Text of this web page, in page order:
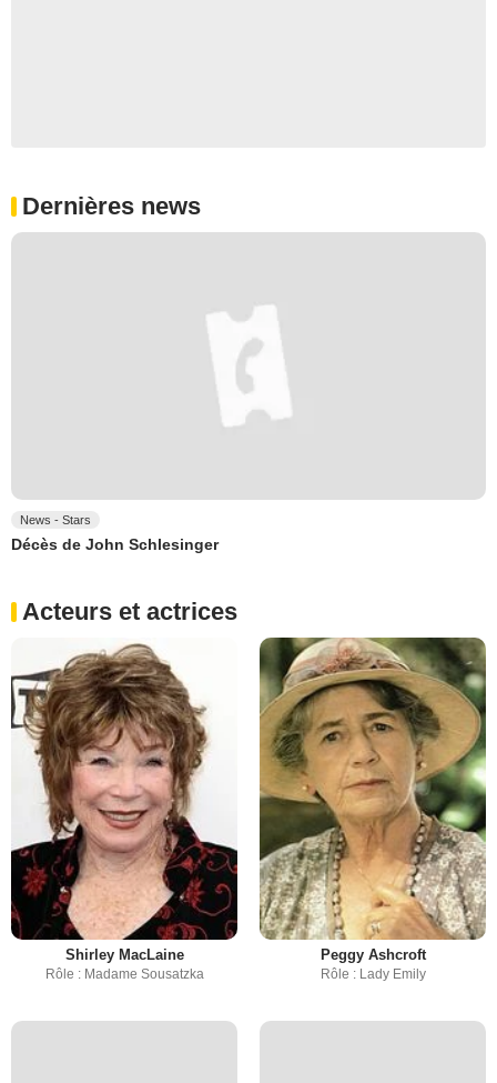
Dernières news
News - Stars
Décès de John Schlesinger
Acteurs et actrices
Shirley MacLaine
Rôle : Madame Sousatzka
Peggy Ashcroft
Rôle : Lady Emily